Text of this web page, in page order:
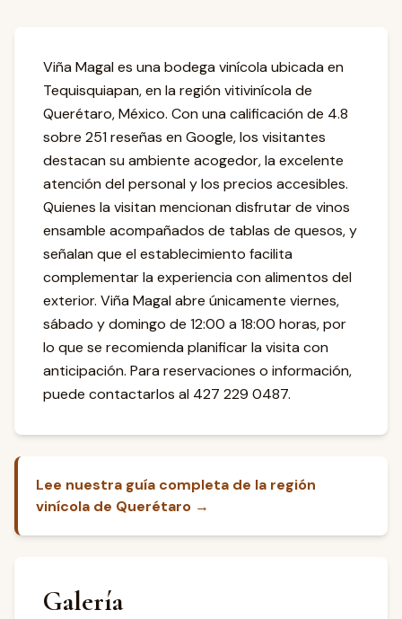
Viña Magal es una bodega vinícola ubicada en
Tequisquiapan, en la región vitivinícola de
Querétaro, México. Con una calificación de 4.8
sobre 251 reseñas en Google, los visitantes
destacan su ambiente acogedor, la excelente
atención del personal y los precios accesibles.
Quienes la visitan mencionan disfrutar de vinos
ensamble acompañados de tablas de quesos, y
señalan que el establecimiento facilita
complementar la experiencia con alimentos del
exterior. Viña Magal abre únicamente viernes,
sábado y domingo de 12:00 a 18:00 horas, por
lo que se recomienda planificar la visita con
anticipación. Para reservaciones o información,
puede contactarlos al 427 229 0487.
Lee nuestra guía completa de la región
vinícola de Querétaro →
Galería